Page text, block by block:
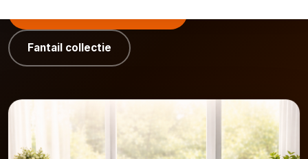
Fantail collectie